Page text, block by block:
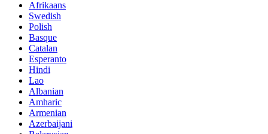
Afrikaans
Swedish
Polish
Basque
Catalan
Esperanto
Hindi
Lao
Albanian
Amharic
Armenian
Azerbaijani